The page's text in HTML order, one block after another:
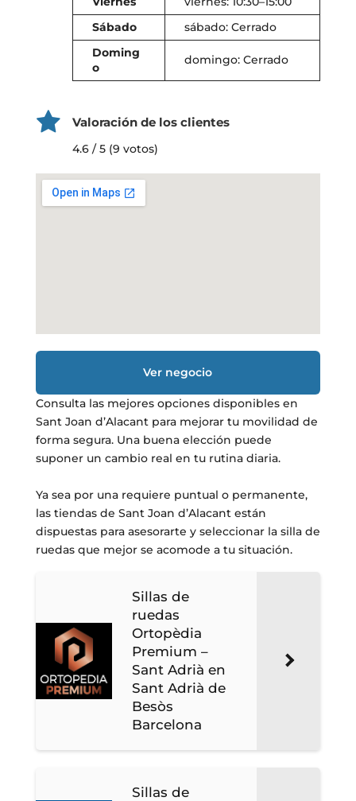
Sábado
sábado: Cerrado
Doming
o
domingo: Cerrado
Valoración de los clientes
4.6 / 5 (9 votos)
Ver negocio
Consulta las mejores opciones disponibles en
Sant Joan d’Alacant para mejorar tu movilidad de
forma segura. Una buena elección puede
suponer un cambio real en tu rutina diaria.
Ya sea por una requiere puntual o permanente,
las tiendas de Sant Joan d’Alacant están
dispuestas para asesorarte y seleccionar la silla de
ruedas que mejor se acomode a tu situación.
Sillas de
ruedas
Ortopèdia
Premium –
Sant Adrià en
Sant Adrià de
Besòs
Barcelona
Sillas de